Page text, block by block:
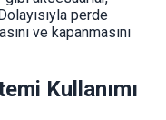
perde
ve kapanmasını
Kullanımı